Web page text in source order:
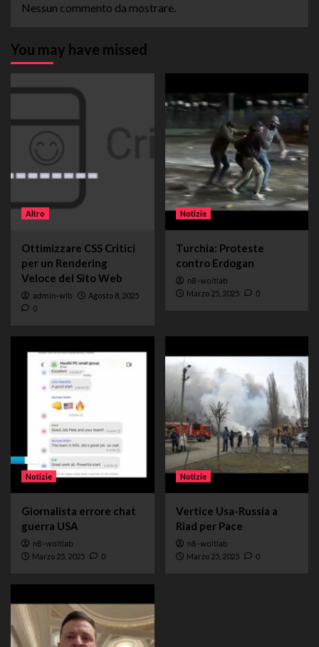
Nessun commento da mostrare.
You may have missed
Altro
Ottimizzare CSS Critici
per un Rendering
Veloce del Sito Web
admin-wlb Agosto 8, 2025
0
Notizie
Turchia: Proteste
contro Erdogan
n8-woltlab
Marzo 25, 2025 0
Notizie
Giornalista errore chat
guerra USA
n8-woltlab
Marzo 25, 2025 0
Notizie
Vertice Usa-Russia a
Riad per Pace
n8-woltlab
Marzo 25, 2025 0